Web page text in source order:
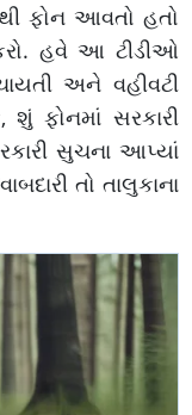
ફોન આવતો હતો
હવે આ ટીડીઓ
અને વહીવટી
ફોનમાં સરકારી
સુચના આપ્યાં
તો તાલુકાના